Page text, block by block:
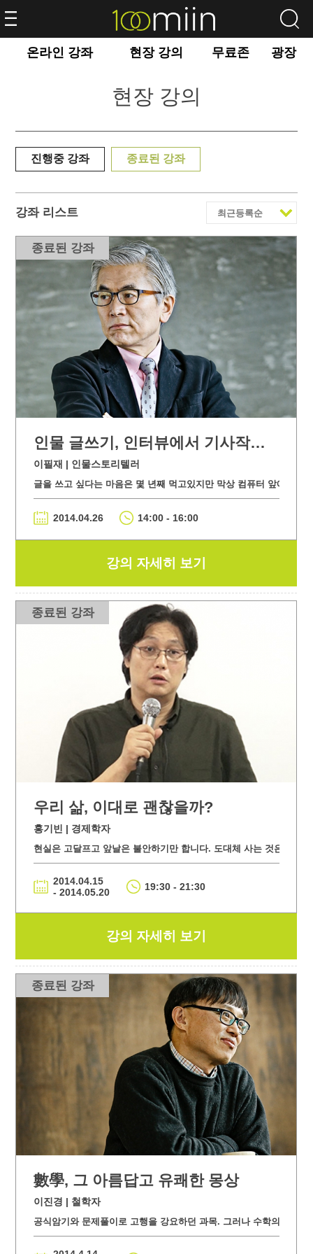
온라인 강좌 현장 강의 무료존 광장
현장 강의
진행중 강좌 종료된 강좌
강좌 리스트
종료된 강좌
인물 글쓰기, 인터뷰에서 기사작성까지
이필재 | 인물스토리텔러
글을 쓰고 싶다는 마음은 몇 년째 먹고있지만 막상 컴퓨터 앞에 서면
2014.04.26 14:00 - 16:00
강의 자세히 보기
종료된 강좌
우리 삶, 이대로 괜찮을까?
홍기빈 | 경제학자
현실은 고달프고 앞날은 불안하기만 합니다. 도대체 사는 것은 왜 이
2014.04.15
- 2014.05.20
19:30 - 21:30
강의 자세히 보기
종료된 강좌
數學, 그 아름답고 유쾌한 몽상
이진경 | 철학자
공식암기와 문제풀이로 고행을 강요하던 과목. 그러나 수학의 시작